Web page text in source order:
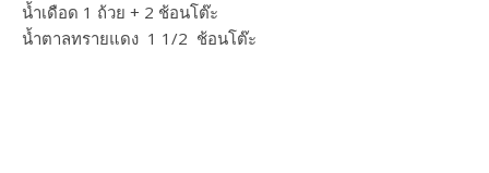
น้ำเดือด 1 ถ้วย + 2 ช้อนโต๊ะ
น้ำตาลทรายแดง 1 1/2 ช้อนโต๊ะ